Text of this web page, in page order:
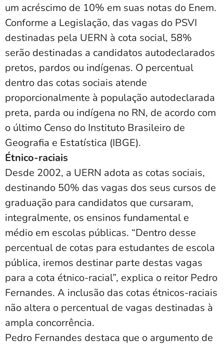
um acréscimo de 10% em suas notas do Enem.
Conforme a Legislação, das vagas do PSVI
destinadas pela UERN à cota social, 58%
serão destinadas a candidatos autodeclarados
pretos, pardos ou indígenas. O percentual
dentro das cotas sociais atende
proporcionalmente à população autodeclarada
preta, parda ou indígena no RN, de acordo com
o último Censo do Instituto Brasileiro de
Geografia e Estatística (IBGE).
Étnico-raciais
Desde 2002, a UERN adota as cotas sociais,
destinando 50% das vagas dos seus cursos de
graduação para candidatos que cursaram,
integralmente, os ensinos fundamental e
médio em escolas públicas. “Dentro desse
percentual de cotas para estudantes de escola
pública, iremos destinar parte destas vagas
para a cota étnico-racial”, explica o reitor Pedro
Fernandes. A inclusão das cotas étnicos-raciais
não altera o percentual de vagas destinadas à
ampla concorrência.
Pedro Fernandes destaca que o argumento de